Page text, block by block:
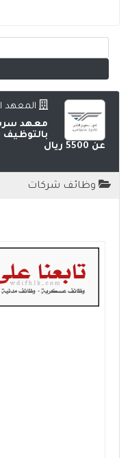
المعهد
معهد
بالتوظيف
عن 5500 ريال
وظائف شركات